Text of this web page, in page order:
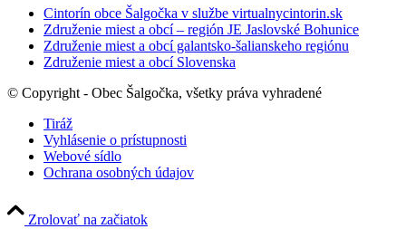
Cintorín obce Šalgočka v službe virtualnycintorin.sk
Združenie miest a obcí – región JE Jaslovské Bohunice
Združenie miest a obcí galantsko-šalianskeho regiónu
Združenie miest a obcí Slovenska
© Copyright - Obec Šalgočka, všetky práva vyhradené
Tiráž
Vyhlásenie o prístupnosti
Webové sídlo
Ochrana osobných údajov
Zrolovať na začiatok